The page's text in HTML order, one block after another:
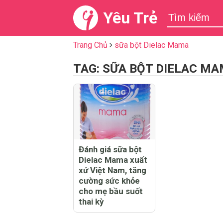
Yêu Trẻ
Trang Chủ sữa bột Dielac Mama
TAG: SỮA BỘT DIELAC
Đánh giá sữa bột
Dielac Mama xuất
xứ Việt Nam, tăng
cường sức khỏe
cho mẹ bầu suốt
thai kỳ